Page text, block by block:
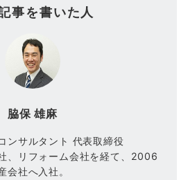
事を書いた人
脇保 雄麻
ンサルタント 代表取締役
、リフォーム会社を経て、2006
会社へ入社。